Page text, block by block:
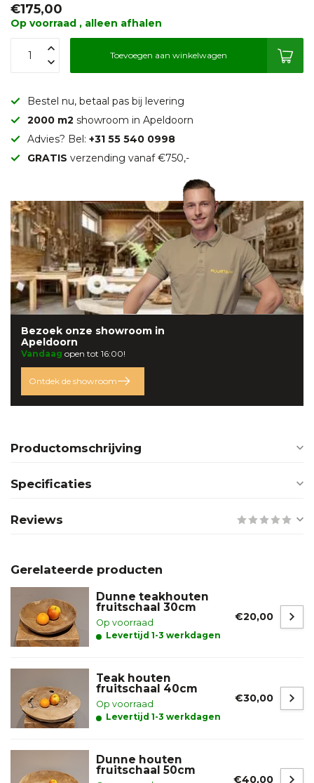
€175,00
Op voorraad , alleen afhalen
Toevoegen aan winkelwagen
Bestel nu, betaal pas bij levering
2000 m2 showroom in Apeldoorn
Advies? Bel: +31 55 540 0998
GRATIS verzending vanaf €750,-
Bezoek onze showroom in
Apeldoorn
Vandaag open tot 16:00!
Ontdek de showroom
Productomschrijving
Specificaties
Reviews
Gerelateerde producten
Dunne teakhouten
fruitschaal 30cm
Op voorraad
Levertijd 1-3 werkdagen
€20,00
Teak houten
fruitschaal 40cm
Op voorraad
Levertijd 1-3 werkdagen
€30,00
Dunne houten
fruitschaal 50cm
€40,00